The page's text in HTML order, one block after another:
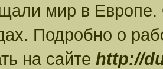
мир в Европе.
Подробно о
на сайте http://